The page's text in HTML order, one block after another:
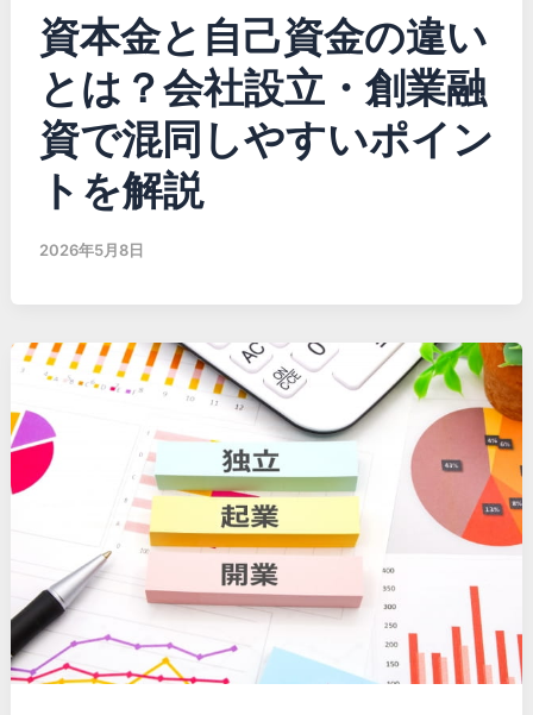
資本金と自己資金の違い
とは？会社設立・創業融
資で混同しやすいポイン
トを解説
2026年5月8日